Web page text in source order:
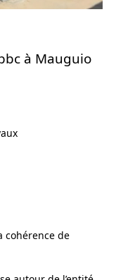
à Mauguio
cohérence de